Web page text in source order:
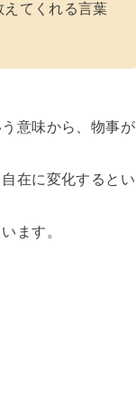
えてくれる言葉
意味から、物事が
在に変化するとい
ます。